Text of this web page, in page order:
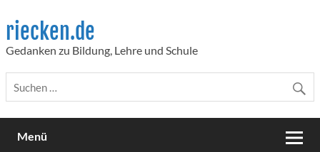
content
riecken.de
Gedanken zu Bildung, Lehre und Schule
Menü